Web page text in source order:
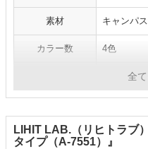
素材 キャンパ
カラー数 4色
ユニセッ
全
LIHIT LAB.（リヒトラブ
タイプ（A-7551）』